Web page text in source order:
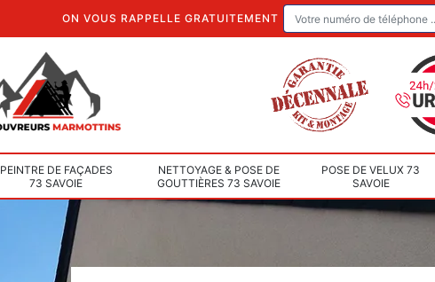
ON VOUS RAPPELLE GRATUITEMENT
PEINTRE DE FAÇADES
73 SAVOIE
NETTOYAGE & POSE DE
GOUTTIÈRES 73 SAVOIE
POSE DE VELUX 73
SAVOIE